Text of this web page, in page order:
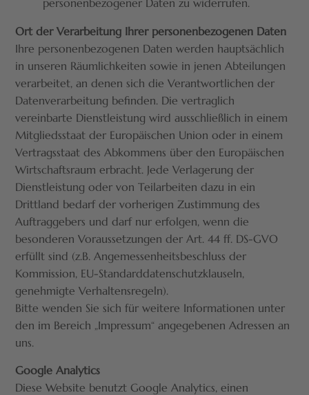
personenbezogener Daten zu widerrufen.
Ort der Verarbeitung Ihrer personenbezogenen Daten
Ihre personenbezogenen Daten werden hauptsächlich
in unseren Räumlichkeiten sowie in jenen Abteilungen
verarbeitet, an denen sich die Verantwortlichen der
Datenverarbeitung befinden. Die vertraglich
vereinbarte Dienstleistung wird ausschließlich in einem
Mitgliedsstaat der Europäischen Union oder in einem
Vertragsstaat des Abkommens über den Europäischen
Wirtschaftsraum erbracht. Jede Verlagerung der
Dienstleistung oder von Teilarbeiten dazu in ein
Drittland bedarf der vorherigen Zustimmung des
Auftraggebers und darf nur erfolgen, wenn die
besonderen Voraussetzungen der Art. 44 ff. DS-GVO
erfüllt sind (z.B. Angemessenheitsbeschluss der
Kommission, EU-Standarddatenschutzklauseln,
genehmigte Verhaltensregeln).
Bitte wenden Sie sich für weitere Informationen unter
den im Bereich „Impressum“ angegebenen Adressen an
uns.
Google Analytics
Diese Website benutzt Google Analytics, einen